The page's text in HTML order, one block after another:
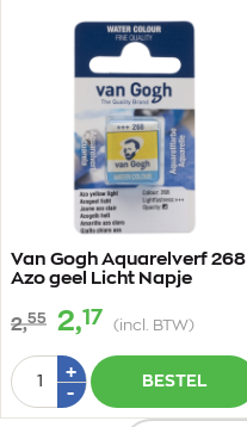
Van Gogh Aquarelverf 268
Azo geel Licht Napje
2,55 2,17 (incl. BTW)
Aantal
+Plus
-Min
1
BESTEL